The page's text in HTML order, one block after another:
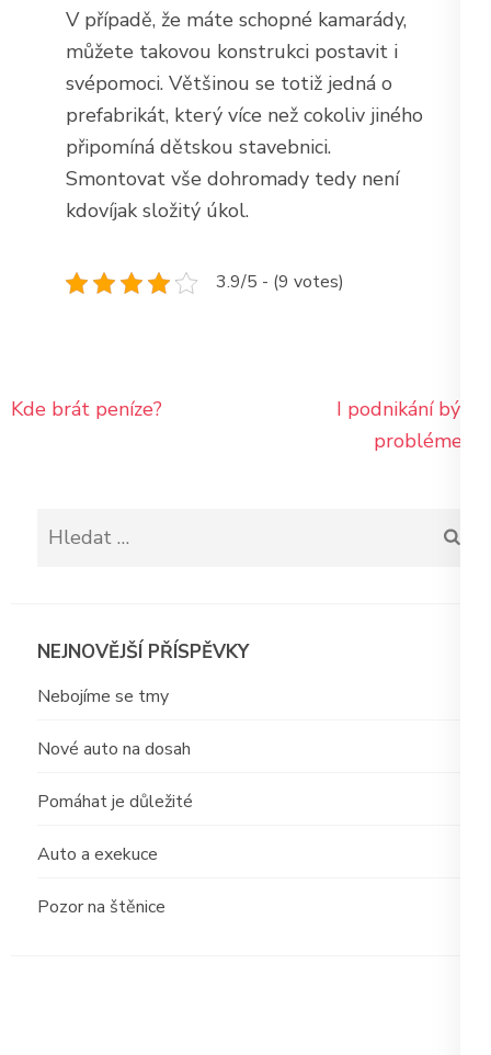
V případě, že máte schopné kamarády,
můžete takovou konstrukci postavit i
svépomoci. Většinou se totiž jedná o
prefabrikát, který více než cokoliv jiného
připomíná dětskou stavebnici.
Smontovat vše dohromady tedy není
kdovíjak složitý úkol.
3.9/5 - (9 votes)
Navigace
Kde brát peníze?
I podnikání bývá
problémem
Vyhledávání
NEJNOVĚJŠÍ PŘÍSPĚVKY
Nebojíme se tmy
Nové auto na dosah
Pomáhat je důležité
Auto a exekuce
Pozor na štěnice